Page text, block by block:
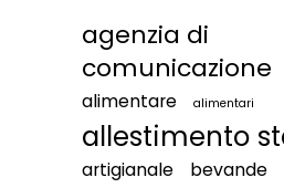
agenzia di
comunicazione
alimentare alimentari
allestimento
artigianale bevande